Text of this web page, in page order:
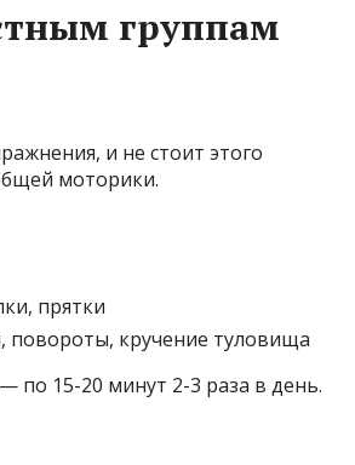
группам
и не стоит этого
моторики.
прятки
повороты, кручение туловища
по 15-20 минут 2-3 раза в день.